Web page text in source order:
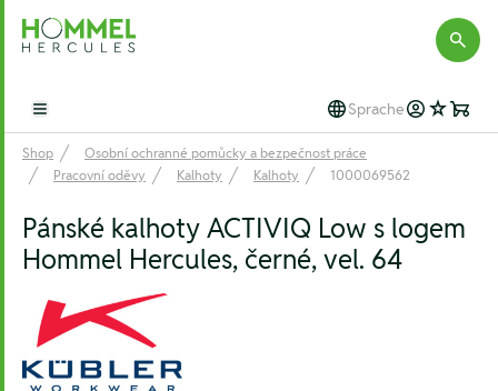
Hommel Hercules
Open main menu Sprache
Shop
Osobní ochranné pomůcky a bezpečnost práce
Pracovní oděvy
Kalhoty Kalhoty 1000069562
Pánské kalhoty ACTIVIQ Low s logem
Hommel Hercules, černé, vel. 64